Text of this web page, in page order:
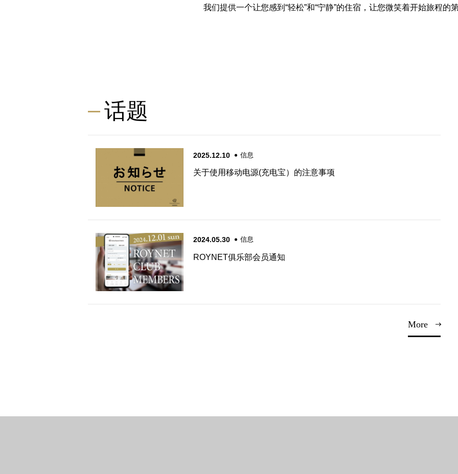
我们提供一个让您感到“轻松”和“宁静”的住宿，让您微笑着开始旅程的第
话题
2025.12.10 信息
关于使用移动电源(充电宝）的注意事项
2024.05.30 信息
ROYNET俱乐部会员通知
More